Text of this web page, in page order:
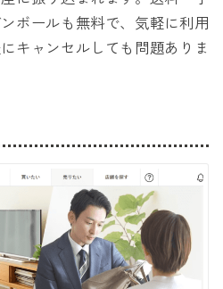
ボールも無料で、気軽に利用
キャンセルしても問題ありま